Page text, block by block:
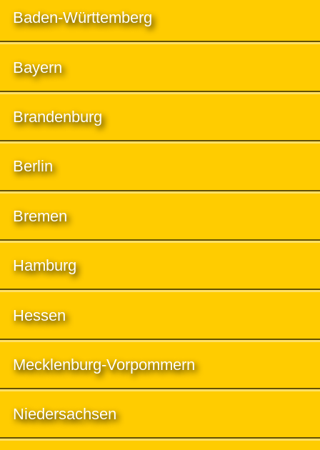
Baden-Württemberg
Bayern
Brandenburg
Berlin
Bremen
Hamburg
Hessen
Mecklenburg-Vorpommern
Niedersachsen